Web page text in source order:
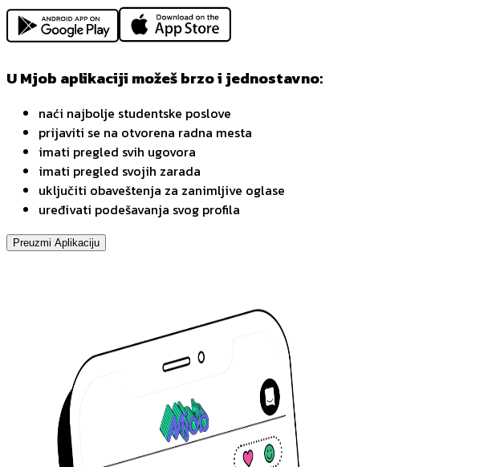
U Mjob aplikaciji možeš brzo i jednostavno:
naći najbolje studentske poslove
prijaviti se na otvorena radna mesta
imati pregled svih ugovora
imati pregled svojih zarada
uključiti obaveštenja za zanimljive oglase
uređivati podešavanja svog profila
Preuzmi Aplikaciju